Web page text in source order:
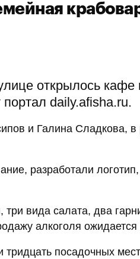
открылось
daily.afisha.ru.
и Галина Сладкова, в
разработали
вида салата, два
алкоголя
посадочных